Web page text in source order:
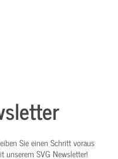
Sie einen Schritt voraus
unserem SVG Newsletter!